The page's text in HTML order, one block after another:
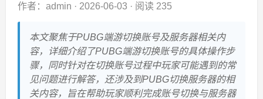
作者：admin · 2026-06-03 · 阅读 235
本文聚焦于PUBG端游切换账号及服务器相关内
容，详细介绍了PUBG端游切换账号的具体操作步
骤，同时针对在切换账号过程中玩家可能遇到的常
见问题进行解答，还涉及到PUBG切换服务器的相
关内容，旨在帮助玩家顺利完成账号切换与服务器